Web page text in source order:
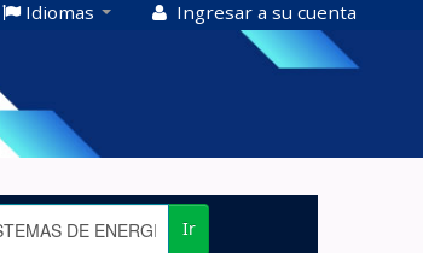
Idiomas Ingresar a su cuenta
Ir